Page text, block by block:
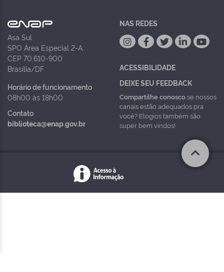
Asa Sul
SPO Área Especial 2-A
CEP 70.610-900
Brasília/DF
Horário de funcionamento
08h00 às 18h00
Contato
biblioteca@enap.gov.br
NAS REDES
ACESSIBILIDADE
DEIXE SEU FEEDBACK
Compartilhe conoscose nossos
canais estão adequados pra
você? Elogios também são
super bem vindos!